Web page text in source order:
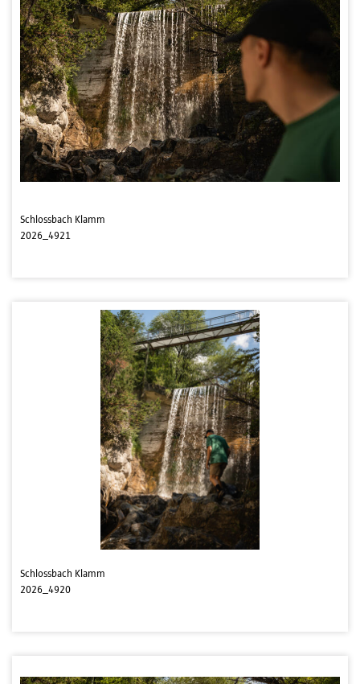
Schlossbach Klamm
2026_4921
Schlossbach Klamm
2026_4920